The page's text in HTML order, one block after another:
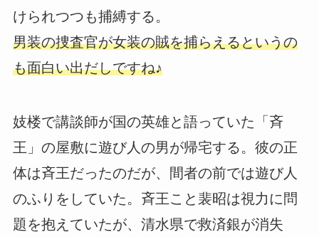
けられつつも捕縛する。
男装の捜査官が女装の賊を捕らえるというの
も面白い出だしですね♪
妓楼で講談師が国の英雄と語っていた「斉
王」の屋敷に遊び人の男が帰宅する。彼の正
体は斉王だったのだが、間者の前では遊び人
のふりをしていた。斉王こと裴昭は視力に問
題を抱えていたが、清水県で救済銀が消失